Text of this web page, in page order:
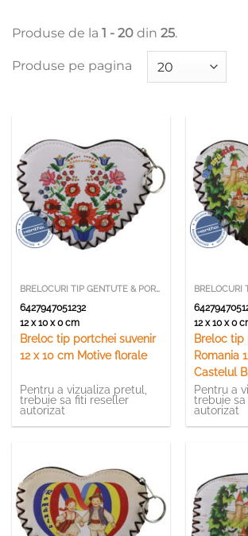
Produse de la 1 - 20 din 25.
Produse pe pagina
BRELOCURI TIP GENTUTE & PORTCHEI
6427947051232
12 x 10 x 0 cm
Breloc tip portchei suvenir
12 x 10 cm Motive florale
Pentru a vizualiza pretul,
trebuie sa fiti reseller
autorizat
12 x 10 x 0
Breloc tip
Romania
Castelul
Pentru a
trebuie
autorizat